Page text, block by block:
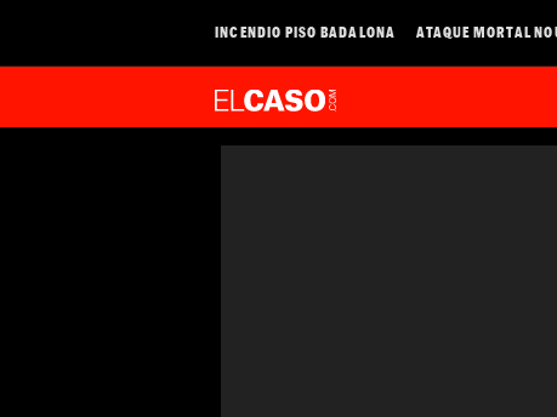
INCENDIO PISO BADALONA ATAQUE MORTAL